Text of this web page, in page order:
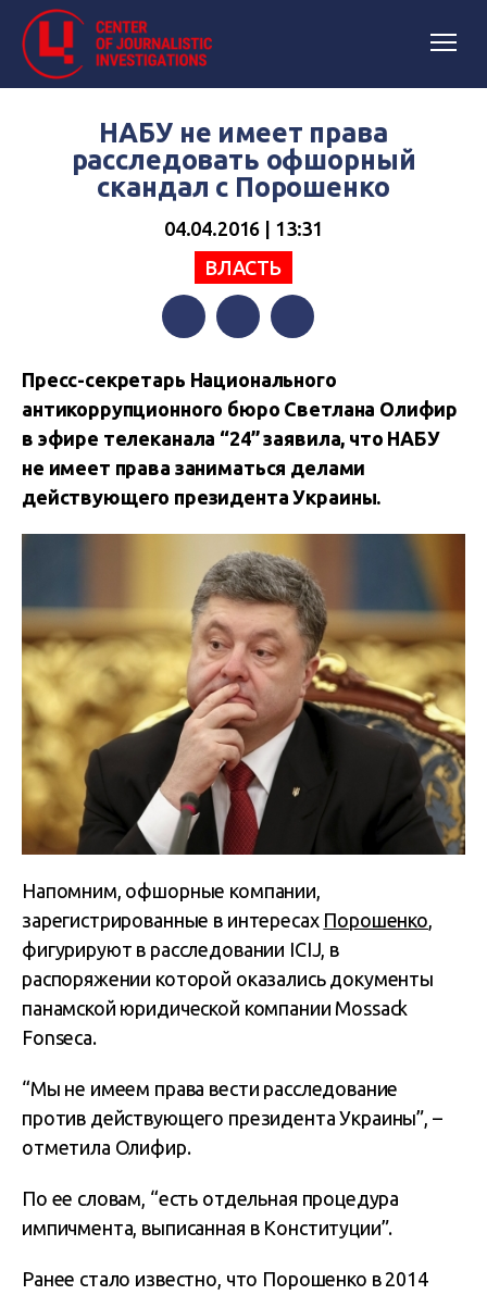
НАБУ не имеет права
расследовать офшорный
скандал с Порошенко
04.04.2016 | 13:31
ВЛАСТЬ
Пресс-секретарь Национального
антикоррупционного бюро Светлана Олифир
в эфире телеканала “24” заявила, что НАБУ
не имеет права заниматься делами
действующего президента Украины.
Напомним, офшорные компании,
зарегистрированные в интересах Порошенко
фигурируют в расследовании ICIJ, в
распоряжении которой оказались документы
панамской юридической компании Mossack
Fonseca.
“Мы не имеем права вести расследование
против действующего президента Украины”, –
отметила Олифир.
По ее словам, “есть отдельная процедура
импичмента, выписанная в Конституции”.
Ранее стало известно, что Порошенко в 2014